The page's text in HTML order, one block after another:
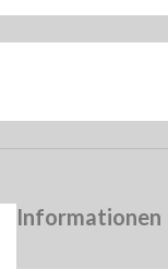
Informationen